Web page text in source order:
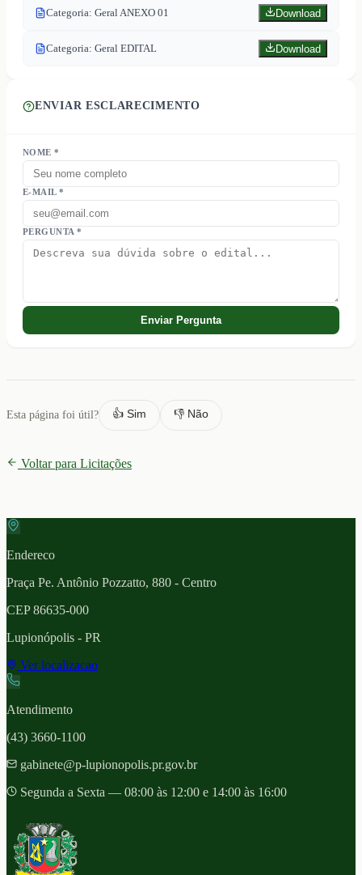
Categoria: Geral ANEXO 01 Download
Categoria: Geral EDITAL Download
ENVIAR ESCLARECIMENTO
NOME *
E-MAIL *
PERGUNTA *
Enviar Pergunta
Esta página foi útil? 👍 Sim 👎 Não
Voltar para Licitações
Endereco
Praça Pe. Antônio Pozzatto, 880 - Centro
CEP86635-000
Lupionópolis - PR
Ver localizacao
Atendimento
(43) 3660-1100
gabinete@p-lupionopolis.pr.gov.br
Segunda a Sexta — 08:00 às 12:00 e 14:00 às 16:00